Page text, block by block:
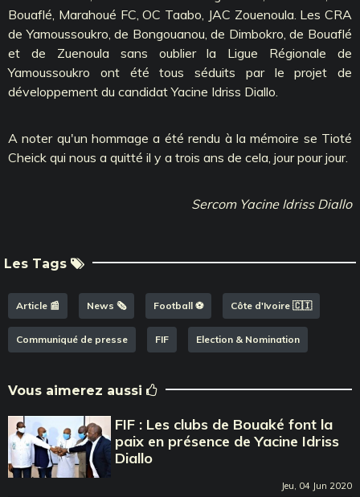
Bouaflé, Marahoué FC, OC Taabo, JAC Zouenoula. Les CRA
de Yamoussoukro, de Bongouanou, de Dimbokro, de Bouaflé
et de Zuenoula sans oublier la Ligue Régionale de
Yamoussoukro ont été tous séduits par le projet de
développement du candidat Yacine Idriss Diallo.
A noter qu'un hommage a été rendu à la mémoire se Tioté
Cheick qui nous a quitté il y a trois ans de cela, jour pour jour.
Sercom Yacine Idriss Diallo
Les Tags
Article 📰 News 🗞️ Football ⚽️ Côte d'Ivoire 🇨🇮
Communiqué de presse FIF Election & Nomination
Vous aimerez aussi
FIF : Les clubs de Bouaké font la
paix en présence de Yacine Idriss
Diallo
Jeu, 04 Jun 2020